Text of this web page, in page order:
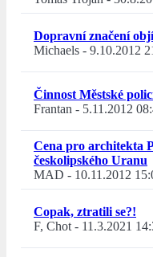
Dopravní značení
Michaels - 9.10.2012
Činnost Městské
Frantan - 5.11.2012
Cena pro architekta
českolipského Uranu
MAD - 10.11.2012
Copak, ztratili se?!
F, Chot- 11.3.2021